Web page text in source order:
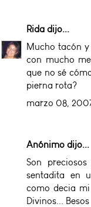
Rida dijo...
Mucho tacón
con mucho
que no sé
pierna rota?
marzo 08,
Anónimo dijo...
Son
sentadita en
como decia
Divinos... Besos